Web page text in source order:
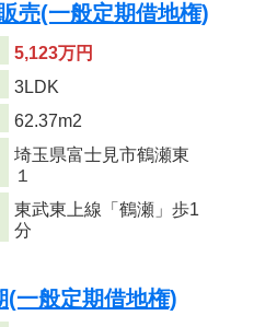
売(一般定期借地権)
5,123万円
3LDK
62.37m2
埼玉県富士見市鶴瀬東
１
東武東上線「鶴瀬」歩1
分
一般定期借地権)